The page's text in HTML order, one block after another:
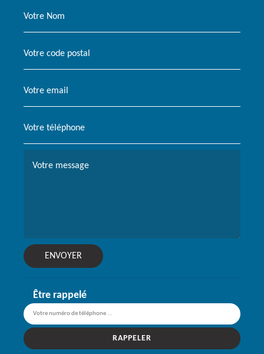
Être rappelé